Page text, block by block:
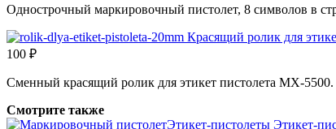
Однострочный маркировочный пистолет, 8 символов в
Красящий ролик для
100 ₽
Сменный красящий ролик для этикет пистолета MX-5500.
Смотрите также
Этикет-пистолеты Этикет-